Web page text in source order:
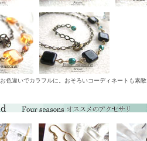
お色違いでカラフルに。おそろいコーディネートも素敵